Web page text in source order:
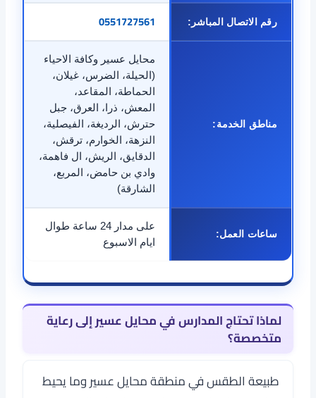
رقم الاتصال المباشر: 0551727561
مناطق الخدمة:
محايل عسير وكافة الاحياء
(الحيلة، الضرس، غيلان،
الحماطة، المقاعد،
المعش، ذرا، العرق، جبل
حترش، الرديغة، الفيصلية،
النزهة، الخوارم، ترقش،
الدقايق، الريش، ال فاهمة،
وادي بن حامض، المربع،
الشارقة)
ساعات العمل:
على مدار 24 ساعة طوال
ايام الاسبوع
لماذا تحتاج المدارس في محايل عسير إلى رعاية
متخصصة؟
طبيعة الطقس في منطقة محايل عسير وما يحيط